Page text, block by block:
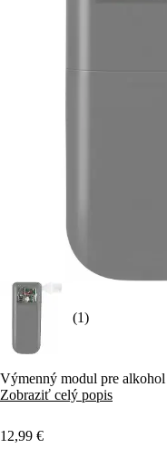
(1)
Výmenný modul pre
Zobraziť celý popis
12,99 €